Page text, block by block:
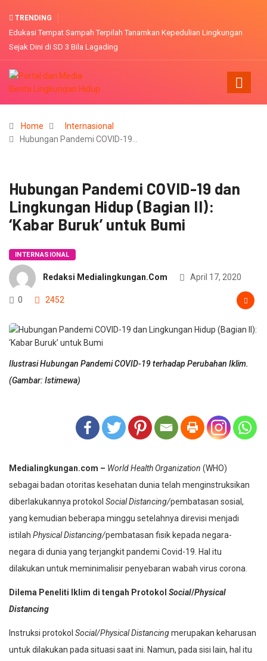
TRENDING
Edukasi Tempat Sampah Terpilah Tanamkan Kepedulian Lingkungan
Sejak Dini di SD 3 Bila Lagading
Home
Internasional
Hubungan Pandemi COVID-19…
Hubungan Pandemi COVID-19 dan
Lingkungan Hidup (Bagian II):
‘Kabar Buruk’ untuk Bumi
INTERNASIONAL
Redaksi Medialingkungan.com April 17, 2020
0 2452
Ilustrasi Hubungan Pandemi COVID-19 terhadap Perubahan Iklim.
(Gambar: Istimewa)
Medialingkungan.com – World Health Organization (WHO)
sebagai badan otoritas kesehatan dunia telah menginstruksikan
diberlakukannya protokol Social Distancing/pembatasan sosial,
yang kemudian beberapa minggu setelahnya direvisi menjadi
istilah Physical Distancing/pembatasan fisik kepada negara-
negara di dunia yang terjangkit pandemi Covid-19. Hal itu
dilakukan untuk meminimalisir penyebaran wabah virus corona.
Dilema Peneliti Iklim di tengah Protokol Social/Physical
Distancing
Instruksi protokol Social/Physical Distancingmerupakan keharusan
untuk dilakukan pada situasi saat ini. Namun, pada sisi lain, hal itu